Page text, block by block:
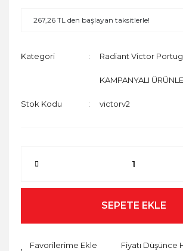
267,26 TL den başlayan taksitlerle!
Kategori Radiant Victor
KAMPANYALI
Stok Kodu victorv2
SEPETE EKLE
Fiyatı Düşünce